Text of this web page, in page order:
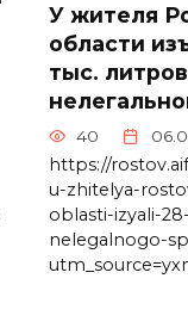
У жителя
области
тыс. литров
40
https://
u-zhitelya-
oblasti-izyali-
nelegalnogo-